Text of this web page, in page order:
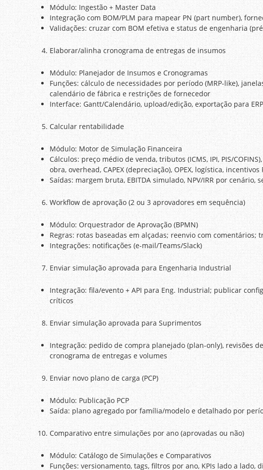
Módulo: Ingestão + Master Data
Integração com BOM/PLM para mapear PN (part number),
Validações: cruzar com BOM efetiva e status de engenharia
Elaborar/alinha cronograma de entregas de insumos
Módulo: Planejador de Insumos e Cronogramas
Funções: cálculo de necessidades por período (MRP-like),
calendário de fábrica e restrições de fornecedor
Interface: Gantt/Calendário, upload/edição, exportação para
Calcular rentabilidade
Módulo: Motor de Simulação Financeira
Cálculos: preço médio de venda, tributos (ICMS, IPI, PIS/
obra, overhead, CAPEX (depreciação), OPEX, logística,
Saídas: margem bruta, EBITDA simulado, NPV/IRR por cenário,
Workflow de aprovação (2 ou 3 aprovadores em sequência)
Módulo: Orquestrador de Aprovação (BPMN)
Regras: rotas baseadas em alçadas; reenvio com comentários;
Integrações: notificações (e-mail/Teams/Slack)
Enviar simulação aprovada para Engenharia Industrial
Integração: fila/evento + API para Eng. Industrial; publicar
críticos
Enviar simulação aprovada para Suprimentos
Integração: pedido de compra planejado (plan-only), revisões
cronograma de entregas e volumes
Enviar novo plano de carga (PCP)
Módulo: Publicação PCP
Saída: plano agregado por família/modelo e detalhado por
Comparativo entre simulações por ano (aprovadas ou não)
Módulo: Catálogo de Simulações e Comparativos
Funções: versionamento, tags, filtros por ano, KPIs lado a